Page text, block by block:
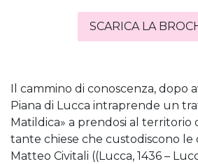
SCARICA LA
Il cammino di conoscenza, dopo
Piana di Lucca intraprende un
Matildica» a prendosi al territorio
tante chiese che custodiscono le
Matteo Civitali ((Lucca, 1436 –